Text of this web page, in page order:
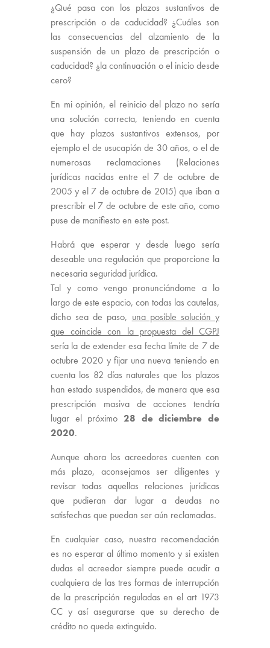
¿Qué pasa con los plazos sustantivos de
prescripción o de caducidad? ¿Cuáles son
las consecuencias del alzamiento de la
suspensión de un plazo de prescripción o
caducidad? ¿la continuación o el inicio desde
cero?
En mi opinión, el reinicio del plazo no sería
una solución correcta, teniendo en cuenta
que hay plazos sustantivos extensos, por
ejemplo el de usucapión de 30 años, o el de
numerosas reclamaciones (Relaciones
jurídicas nacidas entre el 7 de octubre de
2005 y el 7 de octubre de 2015) que iban a
prescribir el 7 de octubre de este año, como
puse de manifiesto en este post.
Habrá que esperar y desde luego sería
deseable una regulación que proporcione la
necesaria seguridad jurídica.
Tal y como vengo pronunciándome a lo
largo de este espacio, con todas las cautelas,
dicho sea de paso, una posible solución y
que coincide con la propuesta del CGPJ
sería la de extender esa fecha límite de 7 de
octubre 2020 y fijar una nueva teniendo en
cuenta los 82 días naturales que los plazos
han estado suspendidos, de manera que esa
prescripción masiva de acciones tendría
lugar el próximo 28 de diciembre de
2020.
Aunque ahora los acreedores cuenten con
más plazo, aconsejamos ser diligentes y
revisar todas aquellas relaciones jurídicas
que pudieran dar lugar a deudas no
satisfechas que puedan ser aún reclamadas.
En cualquier caso, nuestra recomendación
es no esperar al último momento y si existen
dudas el acreedor siempre puede acudir a
cualquiera de las tres formas de interrupción
de la prescripción reguladas en el art 1973
CC y así asegurarse que su derecho de
crédito no quede extinguido.